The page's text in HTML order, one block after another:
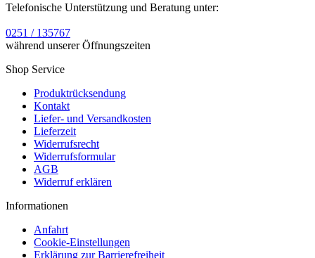
Telefonische Unterstützung und Beratung unter:
0251 / 135767
während unserer Öffnungszeiten
Shop Service
Produktrücksendung
Kontakt
Liefer- und Versandkosten
Lieferzeit
Widerrufsrecht
Widerrufsformular
AGB
Widerruf erklären
Informationen
Anfahrt
Cookie-Einstellungen
Erklärung zur Barrierefreiheit